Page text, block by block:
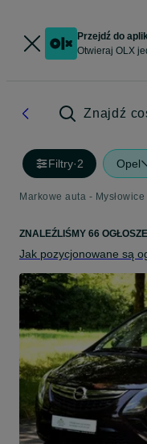
Przejdź do
Otwieraj OLX
Znajdź
Filtry·2 Opel
Markowe auta -
ZNALEŹLIŚMY 66
Jak pozycjonowane są